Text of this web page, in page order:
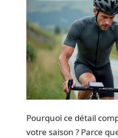
Pourquoi ce détail
votre saison ? Parce